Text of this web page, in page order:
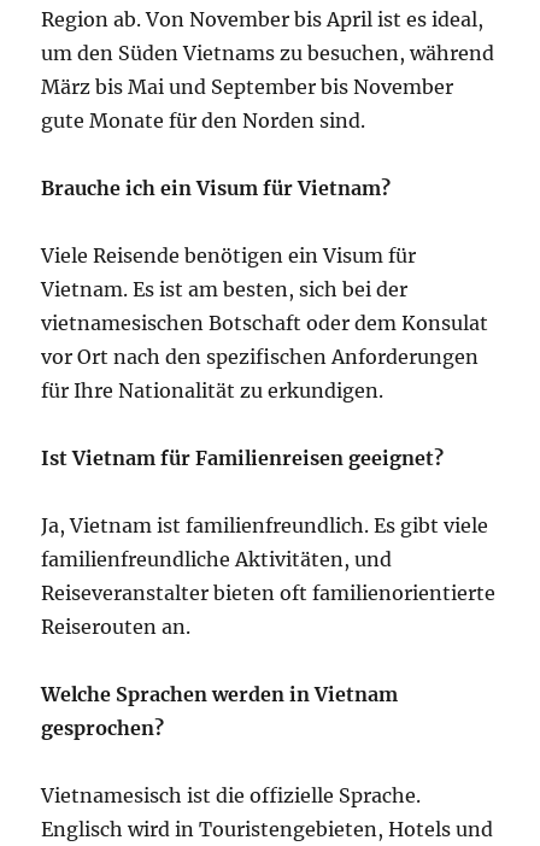
Region ab. Von November bis April ist es ideal,
um den Süden Vietnams zu besuchen, während
März bis Mai und September bis November
gute Monate für den Norden sind.
Brauche ich ein Visum für Vietnam?
Viele Reisende benötigen ein Visum für
Vietnam. Es ist am besten, sich bei der
vietnamesischen Botschaft oder dem Konsulat
vor Ort nach den spezifischen Anforderungen
für Ihre Nationalität zu erkundigen.
Ist Vietnam für Familienreisen geeignet?
Ja, Vietnam ist familienfreundlich. Es gibt viele
familienfreundliche Aktivitäten, und
Reiseveranstalter bieten oft familienorientierte
Reiserouten an.
Welche Sprachen werden in Vietnam
gesprochen?
Vietnamesisch ist die offizielle Sprache.
Englisch wird in Touristengebieten, Hotels und